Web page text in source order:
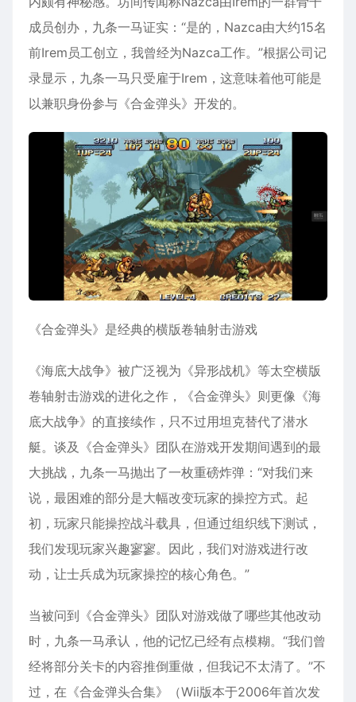
成员创办，九条一马证实：“是的，Nazca由大约15名
前Irem员工创立，我曾经为Nazca工作。”根据公司记
录显示，九条一马只受雇于Irem，这意味着他可能是
以兼职身份参与《合金弹头》开发的。
《合金弹头》是经典的横版卷轴射击游戏
《海底大战争》被广泛视为《异形战机》等太空横版
卷轴射击游戏的进化之作，《合金弹头》则更像《海
底大战争》的直接续作，只不过用坦克替代了潜水
艇。谈及《合金弹头》团队在游戏开发期间遇到的最
大挑战，九条一马抛出了一枚重磅炸弹：“对我们来
说，最困难的部分是大幅改变玩家的操控方式。起
初，玩家只能操控战斗载具，但通过组织线下测试，
我们发现玩家兴趣寥寥。因此，我们对游戏进行改
动，让士兵成为玩家操控的核心角色。”
当被问到《合金弹头》团队对游戏做了哪些其他改动
时，九条一马承认，他的记忆已经有点模糊。“我们曾
经将部分关卡的内容推倒重做，但我记不太清了。”不
过，在《合金弹头合集》（Wii版本于2006年首次发